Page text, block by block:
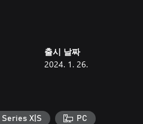
계에 도달한 경우에는 사용할
면 키류의 각성도를 상승시킬
계에 도달한 경우에는 사용할
출시 날짜
2024. 1. 26.
Series X|S PC